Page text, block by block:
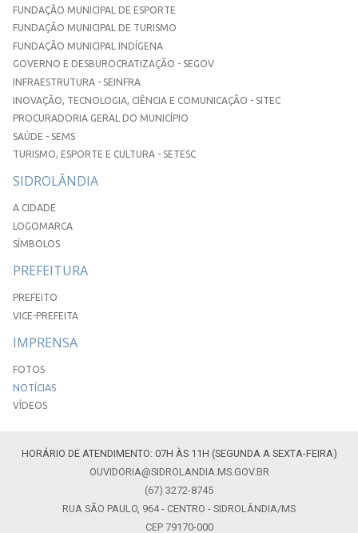
FUNDAÇÃO MUNICIPAL DE ESPORTE
FUNDAÇÃO MUNICIPAL DE TURISMO
FUNDAÇÃO MUNICIPAL INDÍGENA
GOVERNO E DESBUROCRATIZAÇÃO - SEGOV
INFRAESTRUTURA - SEINFRA
INOVAÇÃO, TECNOLOGIA, CIÊNCIA E COMUNICAÇÃO - SITEC
PROCURADORIA GERAL DO MUNICÍPIO
SAÚDE - SEMS
TURISMO, ESPORTE E CULTURA - SETESC
SIDROLÂNDIA
A CIDADE
LOGOMARCA
SÍMBOLOS
PREFEITURA
PREFEITO
VICE-PREFEITA
IMPRENSA
FOTOS
NOTÍCIAS
VÍDEOS
HORÁRIO DE ATENDIMENTO: 07H ÀS 11H (SEGUNDA A SEXTA-FEIRA)
OUVIDORIA@SIDROLANDIA.MS.GOV.BR
(67) 3272-8745
RUA SÃO PAULO, 964 - CENTRO - SIDROLÂNDIA/MS
CEP 79170-000